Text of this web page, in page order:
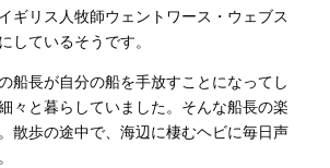
ギリス人牧師ウェントワース・ウェブス
しているそうです。
船長が自分の船を手放すことになってし
々と暮らしていました。そんな船長の楽
散歩の途中で、海辺に棲むヘビに毎日声